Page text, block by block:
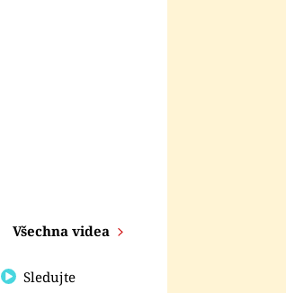
Všechna videa
Sledujte